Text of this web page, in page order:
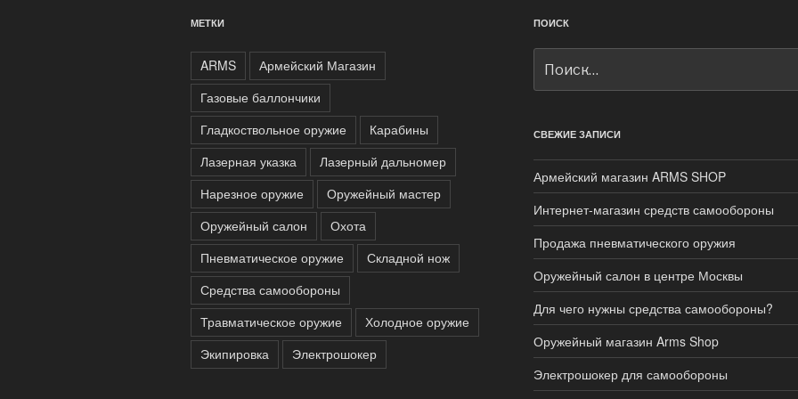
МЕТКИ
ARMS
Армейский Магазин
Газовые баллончики
Гладкоствольное оружие
Карабины
Лазерная указка
Лазерный дальномер
Нарезное оружие
Оружейный мастер
Оружейный салон
Охота
Пневматическое оружие
Складной нож
Средства самообороны
Травматическое оружие
Холодное оружие
Экипировка
Электрошокер
ПОИСК
СВЕЖИЕ ЗАПИСИ
Армейский магазин ARMS SHOP
Интернет-магазин средств самообороны
Продажа пневматического оружия
Оружейный салон в центре Москвы
Для чего нужны средства самообороны?
Оружейный магазин Arms Shop
Электрошокер для самообороны